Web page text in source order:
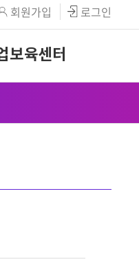
회원가입 로그인
보육센터